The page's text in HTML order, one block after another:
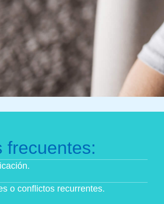
frecuentes:
o conflictos recurrentes.